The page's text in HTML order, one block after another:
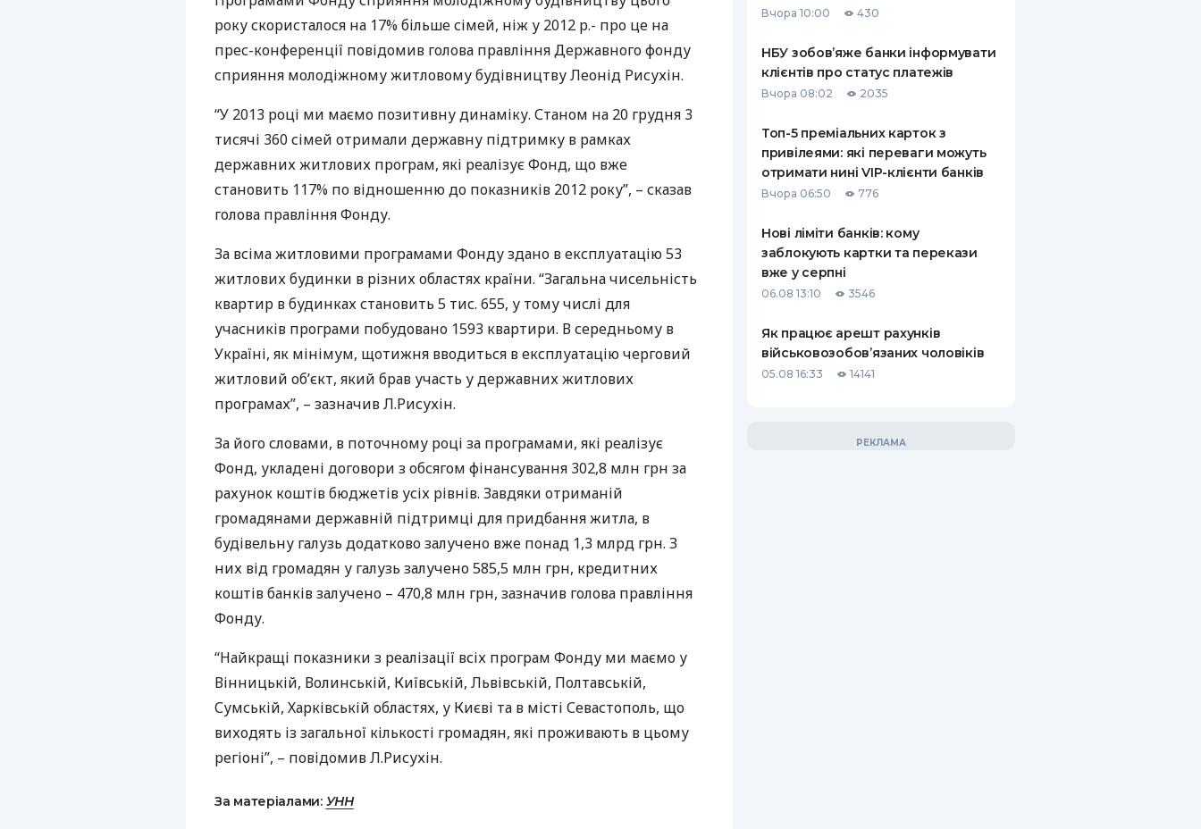
РЕЙТИНГ ДЕБЕТОВИХ
КАРТОК
ЩОМІСЯЧНИЙ ОГЛЯД
ПУТІВНИКИ ПО
СТРАХУВАННЮ
ВСІ СТРАХОВІ ПОЛІСИ
ВІДГУКИ ПРО СТРАХОВІ
КОМПАНІЇ
КОНТАКТИ
року скористалося на 17% більше сімей, ніж у 2012 р.- про це на
прес-конференції повідомив голова правління Державного фонду
сприяння молодіжному житловому будівництву Леонід Рисухін.
“У 2013 році ми маємо позитивну динаміку. Станом на 20 грудня 3
тисячі 360 сімей отримали державну підтримку в рамках
державних житлових програм, які реалізує Фонд, що вже
становить 117% по відношенню до показників 2012 року”, – сказав
голова правління Фонду.
За всіма житловими програмами Фонду здано в експлуатацію 53
житлових будинки в різних областях країни. “Загальна чисельність
квартир в будинках становить 5 тис. 655, у тому числі для
учасників програми побудовано 1593 квартири. В середньому в
Україні, як мінімум, щотижня вводиться в експлуатацію черговий
житловий об’єкт, який брав участь у державних житлових
програмах”, – зазначив Л.Рисухін.
За його словами, в поточному році за програмами, які реалізує
Фонд, укладені договори з обсягом фінансування 302,8 млн грн за
рахунок коштів бюджетів усіх рівнів. Завдяки отриманій
громадянами державній підтримці для придбання житла, в
будівельну галузь додатково залучено вже понад 1,3 млрд грн. З
них від громадян у галузь залучено 585,5 млн грн, кредитних
коштів банків залучено – 470,8 млн грн, зазначив голова правління
Фонду.
“Найкращі показники з реалізації всіх програм Фонду ми маємо у
Вінницькій, Волинській, Київській, Львівській, Полтавській,
Сумській, Харківській областях, у Києві та в місті Севастополь, що
виходять із загальної кількості громадян, які проживають в цьому
регіоні”, – повідомив Л.Рисухін.
За матеріалами: УНН
Вчора 10:00 430
НБУ зобов’яже банки інформувати
клієнтів про статус платежів
Вчора 08:02 2035
Топ-5 преміальних карток з
привілеями: які переваги можуть
отримати нині VIP-клієнти банків
Вчора 06:50 776
Нові ліміти банків: кому
заблокують картки та перекази
вже у серпні
06.08 13:10 3546
Як працює арешт рахунків
військовозобов’язаних чоловіків
05.08 16:33 14141